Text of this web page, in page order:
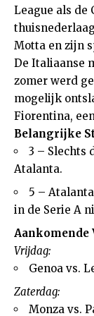
League als de
Motta en zijn
De Italiaanse
zomer werd
mogelijk
Fiorentina,
Belangrijke
3 – Slechts
Atalanta.
5 –
in de Serie A
Aankomende
Vrijdag:
Genoa vs.
Zaterdag:
Monza vs.